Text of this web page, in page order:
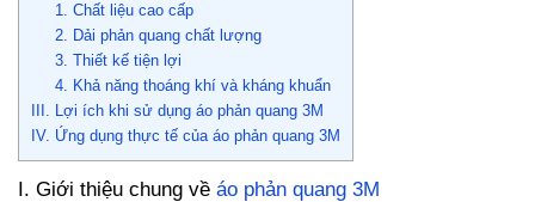
1. Chất liệu cao cấp
2. Dải phản quang chất lượng
3. Thiết kế tiện lợi
4. Khả năng thoáng khí và kháng khuẩn
III. Lợi ích khi sử dụng áo phản quang 3M
IV. Ứng dụng thực tế của áo phản quang 3M
I. Giới thiệu chung về áo phản quang 3M